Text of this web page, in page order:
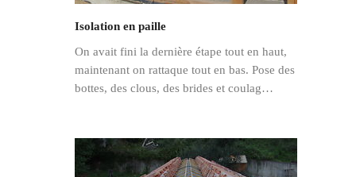
Isolation en paille
On avait fini la dernière étape tout en haut,
maintenant on rattaque tout en bas. Pose des
bottes, des clous, des brides et coulag…